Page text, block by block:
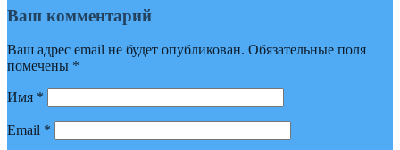
Ваш комментарий
Ваш адрес email не будет опубликован. Обязательные поля
помечены *
Имя *
Email *